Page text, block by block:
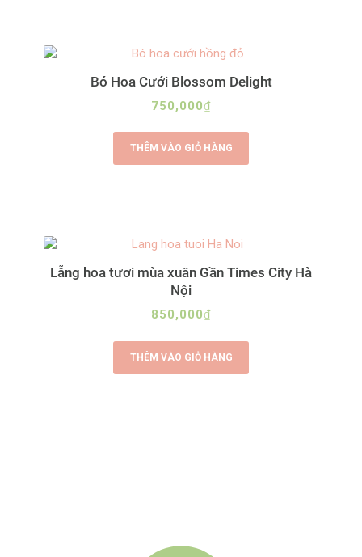
Bó Hoa Cưới Blossom Delight
750,000₫
THÊM VÀO GIỎ HÀNG
Lẵng hoa tươi mùa xuân Gần Times City Hà
Nội
850,000₫
THÊM VÀO GIỎ HÀNG